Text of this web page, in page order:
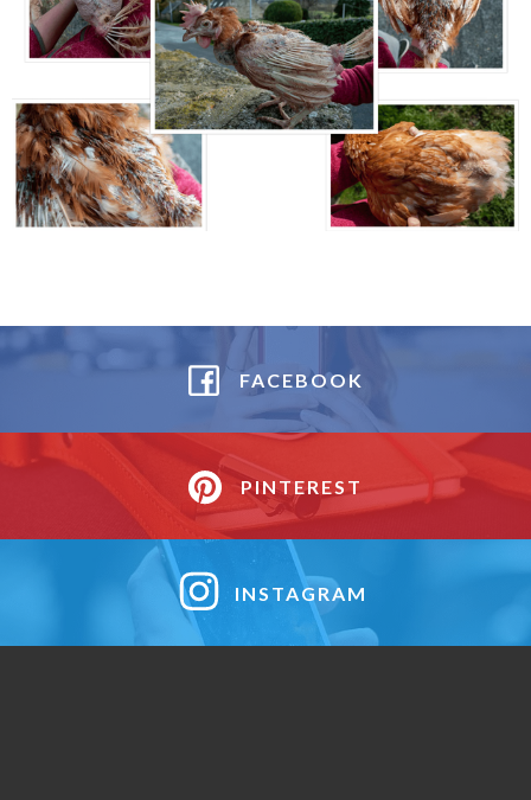
FACEBOOK
PINTEREST
INSTAGRAM